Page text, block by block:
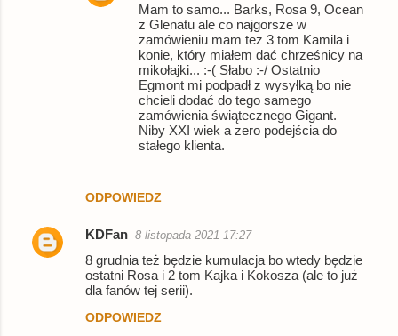
ODPOWIEDZ
Mam to samo... Barks, Rosa 9, Ocean
z Glenatu ale co najgorsze w
zamówieniu mam tez 3 tom Kamila i
konie, który miałem dać chrześnicy na
mikołajki... :-( Słabo :-/ Ostatnio
Egmont mi podpadł z wysyłką bo nie
chcieli dodać do tego samego
zamówienia świątecznego Gigant.
Niby XXI wiek a zero podejścia do
stałego klienta.
KDFan 8 listopada 2021 17:27
8 grudnia też będzie kumulacja bo wtedy będzie
ostatni Rosa i 2 tom Kajka i Kokosza (ale to już
dla fanów tej serii).
ODPOWIEDZ